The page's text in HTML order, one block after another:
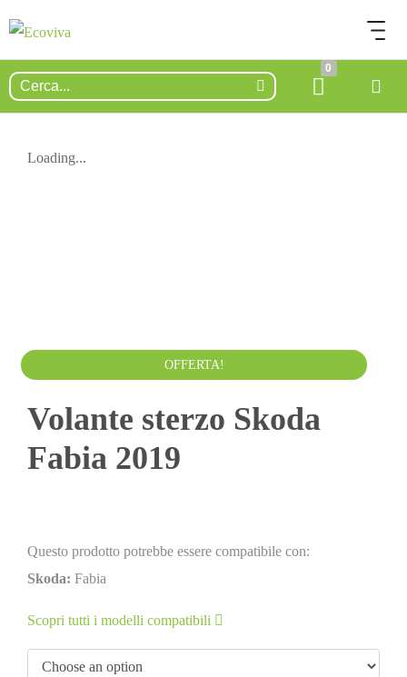
0
Loading...
OFFERTA!
150.00€ IVA esclusa
Volante sterzo Skoda
Fabia 2019
Questo prodotto potrebbe essere compatibile con:
Skoda: Fabia
Scopri tutti i modelli compatibili